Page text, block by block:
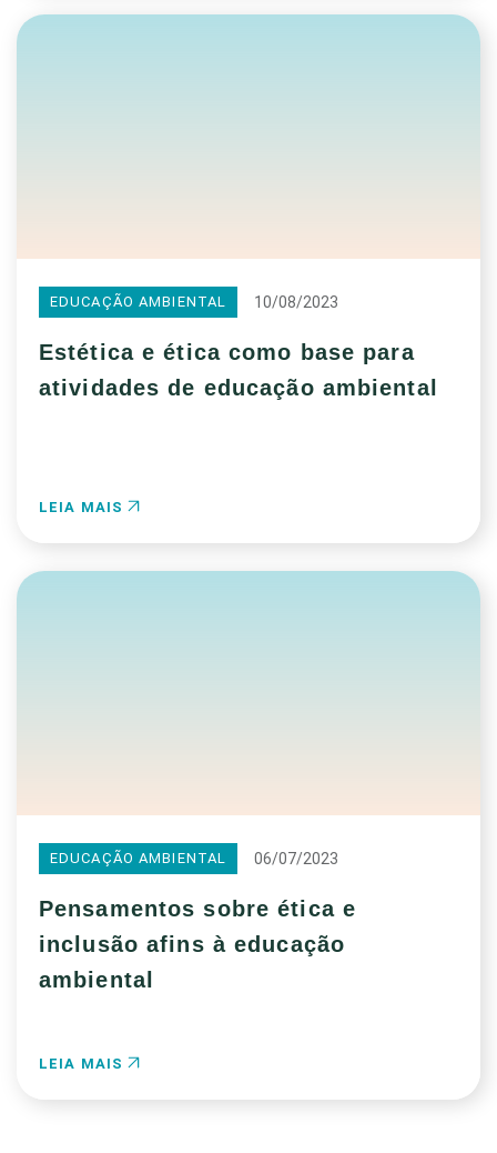
EDUCAÇÃO AMBIENTAL 10/08/2023
Estética e ética como base para
atividades de educação ambiental
LEIA MAIS
EDUCAÇÃO AMBIENTAL 06/07/2023
Pensamentos sobre ética e
inclusão afins à educação
ambiental
LEIA MAIS